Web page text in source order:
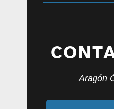
Aragón